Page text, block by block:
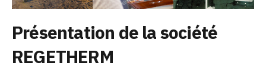
Présentation de la société
REGETHERM